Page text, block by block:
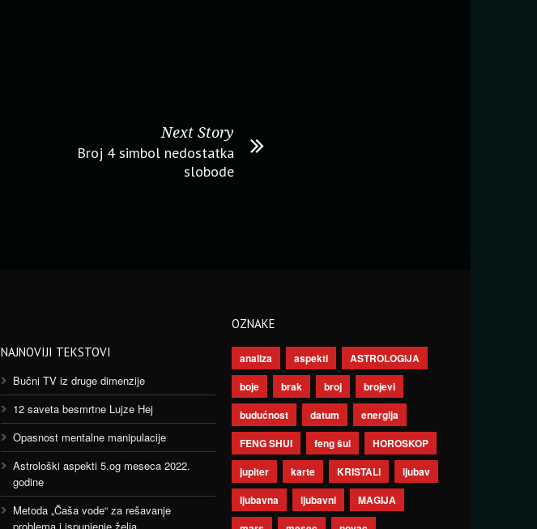
Next Story
Broj 4 simbol nedostatka
slobode
NAJNOVIJI TEKSTOVI
Bučni TV iz druge dimenzije
12 saveta besmrtne Lujze Hej
Opasnost mentalne manipulacije
Astrološki aspekti 5.og meseca 2022.
godine
Metoda „Čaša vode“ za rešavanje
OZNAKE
analiza aspekti
ASTROLOGIJA
boje
brak broj
brojevi
budućnost
datum
energija
FENG SHUI
feng šui
HOROSKOP
jupiter
karte KRISTALI
ljubav
ljubavna
ljubavni
MAGIJA